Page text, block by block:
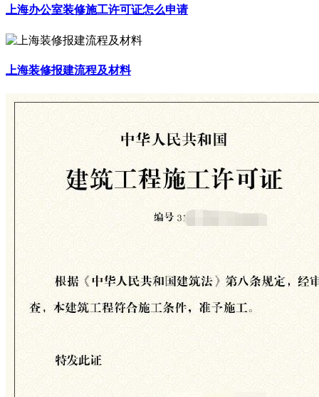
上海办公室装修施工许可证怎么申请
上海装修报建流程及材料